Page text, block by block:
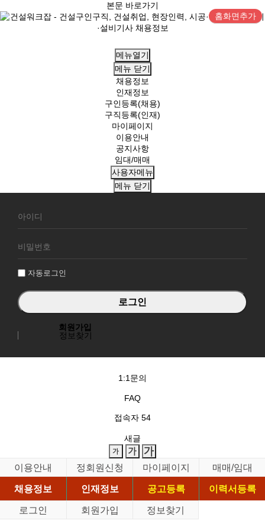
본문 바로가기
홈화면추가
메뉴열기
메뉴 닫기
채용정보
인재정보
구인등록(채용)
구직등록(인재)
마이페이지
이용안내
공지사항
임대/매매
사용자메뉴
메뉴 닫기
원
그
자동로그인
회원가입
정보찾기
1:1문의
FAQ
접속자 54
새글
이용안내 정회원신청 마이페이지
매매/임대
채용정보
인재정보 공고등록
이력서등록
로그인
회원가입 정보찾기